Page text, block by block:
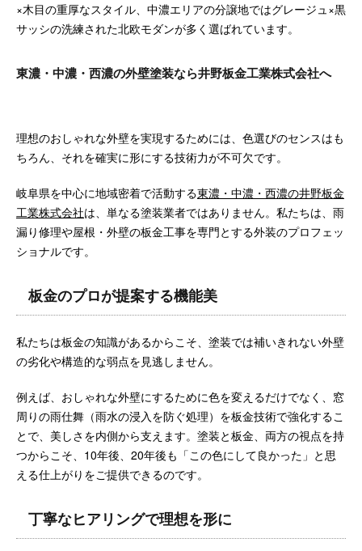
×木目の重厚なスタイル、中濃エリアの分譲地ではグレージュ×黒
サッシの洗練された北欧モダンが多く選ばれています。
東濃・中濃・西濃の外壁塗装なら井野板金工業株式会社へ
理想のおしゃれな外壁を実現するためには、色選びのセンスはも
ちろん、それを確実に形にする技術力が不可欠です。
岐阜県を中心に地域密着で活動する東濃・中濃・西濃の井野板金
工業株式会社は、単なる塗装業者ではありません。私たちは、雨
漏り修理や屋根・外壁の板金工事を専門とする外装のプロフェッ
ショナルです。
板金のプロが提案する機能美
私たちは板金の知識があるからこそ、塗装では補いきれない外壁
の劣化や構造的な弱点を見逃しません。
例えば、おしゃれな外壁にするために色を変えるだけでなく、窓
周りの雨仕舞（雨水の浸入を防ぐ処理）を板金技術で強化するこ
とで、美しさを内側から支えます。塗装と板金、両方の視点を持
つからこそ、10年後、20年後も「この色にして良かった」と思
える仕上がりをご提供できるのです。
丁寧なヒアリングで理想を形に